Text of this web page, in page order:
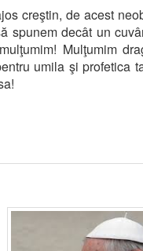
creştin, de acest
spunem decât un
Mulţumim
umila şi profetica